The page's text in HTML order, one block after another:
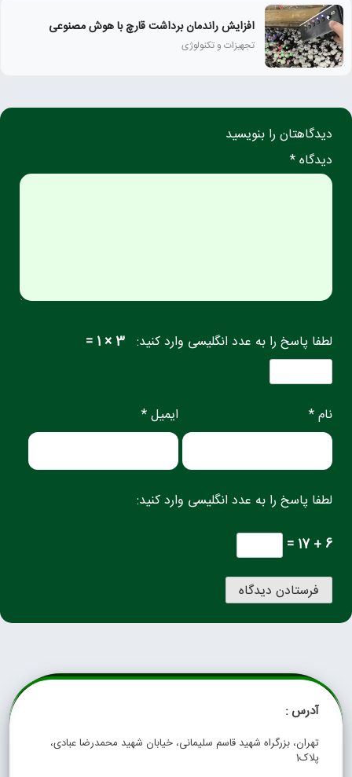
افزایش راندمان برداشت قارچ با هوش مصنوعی
تجهیزات و تکنولوژی
دیدگاهتان را بنویسید
دیدگاه *
لطفا پاسخ را به عدد انگلیسی وارد کنید: 3 × 1 =
نام * ایمیل *
لطفا پاسخ را به عدد انگلیسی وارد کنید:
6 + 17 =
آدرس :
تهران، بزرگراه شهید قاسم سلیمانی، خیابان شهید محمدرضا عبادی،
پلاک1